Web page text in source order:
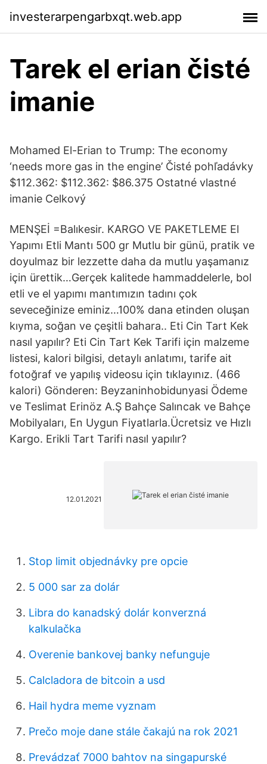
investerarpengarbxqt.web.app
Tarek el erian čisté
imanie
Mohamed El-Erian to Trump: The economy
‘needs more gas in the engine’ Čisté pohľadávky
$112.362: $112.362: $86.375 Ostatné vlastné
imanie Celkový
MENŞEİ =Balıkesir. KARGO VE PAKETLEME El
Yapımı Etli Mantı 500 gr Mutlu bir günü, pratik ve
doyulmaz bir lezzette daha da mutlu yaşamanız
için ürettik…Gerçek kalitede hammaddelerle, bol
etli ve el yapımı mantımızın tadını çok
seveceğinize eminiz…100% dana etinden oluşan
kıyma, soğan ve çeşitli bahara.. Eti Cin Tart Kek
nasıl yapılır? Eti Cin Tart Kek Tarifi için malzeme
listesi, kalori bilgisi, detaylı anlatımı, tarife ait
fotoğraf ve yapılış videosu için tıklayınız. (466
kalori) Gönderen: Beyzaninhobidunyasi Ödeme
ve Teslimat Erinöz A.Ş Bahçe Salıncak ve Bahçe
Mobilyaları, En Uygun Fiyatlarla.Ücretsiz ve Hızlı
Kargo. Erikli Tart Tarifi nasıl yapılır?
12.01.2021
Stop limit objednávky pre opcie
5 000 sar za dolár
Libra do kanadský dolár konverzná
kalkulačka
Overenie bankovej banky nefunguje
Calcladora de bitcoin a usd
Hail hydra meme vyznam
Prečo moje dane stále čakajú na rok 2021
Prevádzať 7000 bahtov na singapurské